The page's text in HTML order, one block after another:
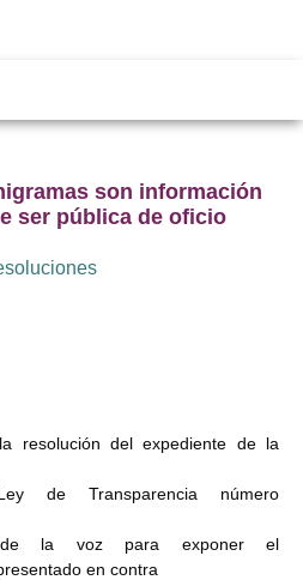
son información
ser pública de oficio
resolución del expediente de la
de Transparencia número
la voz para exponer el
en contra